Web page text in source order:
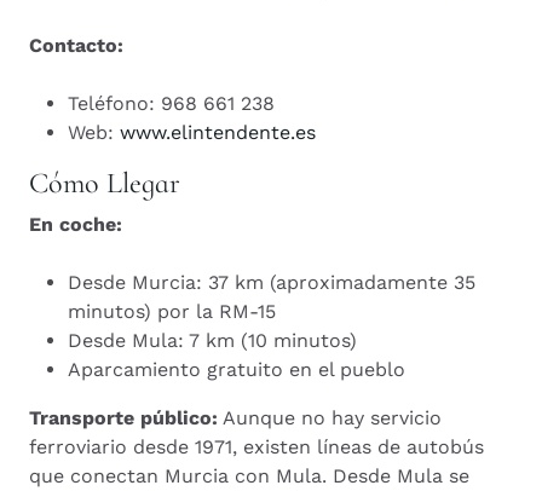
Contacto:
Teléfono: 968 661 238
Web: www.elintendente.es
Cómo Llegar
En coche:
Desde Murcia: 37 km (aproximadamente 35
minutos) por la RM-15
Desde Mula: 7 km (10 minutos)
Aparcamiento gratuito en el pueblo
Transporte público: Aunque no hay servicio
ferroviario desde 1971, existen líneas de autobús
que conectan Murcia con Mula. Desde Mula se